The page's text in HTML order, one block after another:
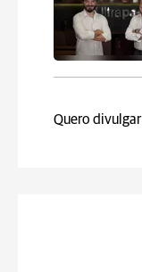
Quero divulgar